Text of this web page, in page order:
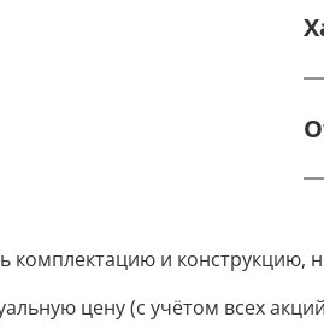
комплектацию и конструкцию,
цену (с учётом всех